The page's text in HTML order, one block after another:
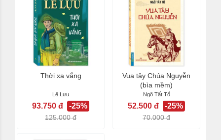
Thời xa vắng
Lê Lựu
93.750 đ -25%
125.000 đ
Vua tây Chúa Nguyễn
(bìa mềm)
Ngô Tất Tố
52.500 đ -25%
70.000 đ